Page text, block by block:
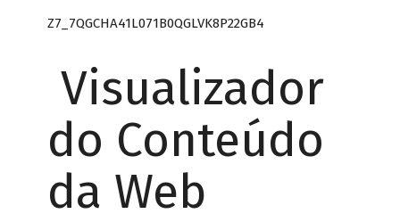
Z7_7QGCHA41L071B0QGLVK8P22GB4
Visualizador
do Conteúdo
da Web